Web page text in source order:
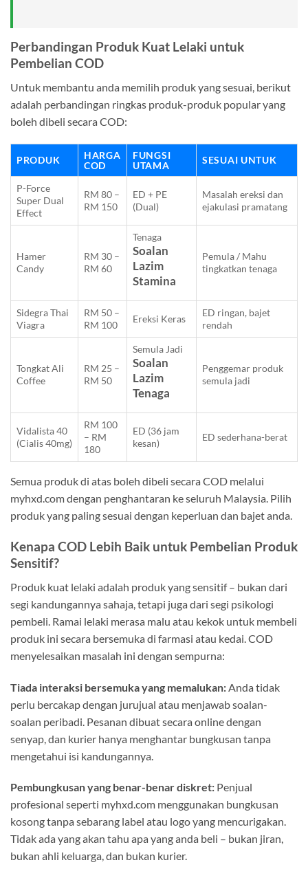
Perbandingan Produk Kuat Lelaki untuk
Pembelian COD
Untuk membantu anda memilih produk yang sesuai, berikut
adalah perbandingan ringkas produk-produk popular yang
boleh dibeli secara COD:
PRODUK
HARGA
COD
FUNGSI
UTAMA
SESUAI UNTUK
P-Force
Super Dual
Effect
RM 80 –
RM 150
ED + PE
(Dual)
Masalah ereksi dan
ejakulasi pramatang
Hamer
Candy
RM 30 –
RM 60
Tenaga
Soalan
Lazim
Stamina
Pemula / Mahu
tingkatkan tenaga
Sidegra Thai
Viagra
RM 50 –
RM 100
Ereksi Keras
ED ringan, bajet
rendah
Tongkat Ali
Coffee
RM 25 –
RM 50
Semula Jadi
Soalan
Lazim
Tenaga
Penggemar produk
semula jadi
Vidalista 40
(Cialis 40mg)
RM 100
– RM
180
ED (36 jam
kesan)
ED sederhana-berat
Semua produk di atas boleh dibeli secara COD melalui
myhxd.com dengan penghantaran ke seluruh Malaysia. Pilih
produk yang paling sesuai dengan keperluan dan bajet anda.
Kenapa COD Lebih Baik untuk Pembelian Produk
Sensitif?
Produk kuat lelaki adalah produk yang sensitif – bukan dari
segi kandungannya sahaja, tetapi juga dari segi psikologi
pembeli. Ramai lelaki merasa malu atau kekok untuk membeli
produk ini secara bersemuka di farmasi atau kedai. COD
menyelesaikan masalah ini dengan sempurna:
Tiada interaksi bersemuka yang memalukan: Anda tidak
perlu bercakap dengan jurujual atau menjawab soalan-
soalan peribadi. Pesanan dibuat secara online dengan
senyap, dan kurier hanya menghantar bungkusan tanpa
mengetahui isi kandungannya.
Pembungkusan yang benar-benar diskret: Penjual
profesional seperti myhxd.com menggunakan bungkusan
kosong tanpa sebarang label atau logo yang mencurigakan.
Tidak ada yang akan tahu apa yang anda beli – bukan jiran,
bukan ahli keluarga, dan bukan kurier.